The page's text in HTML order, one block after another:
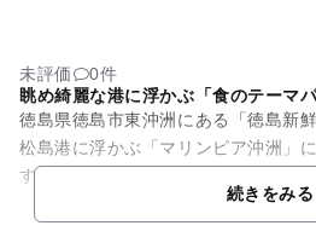
未評価
0件
眺め綺麗な港に浮かぶ「食のテーマパ
徳島県徳島市東沖洲にある「徳島新
松島港に浮かぶ「マリンピア沖洲」
す。 徳島の食材を沢山堪能する事の出来るレストラン、阿波の
続きをみる